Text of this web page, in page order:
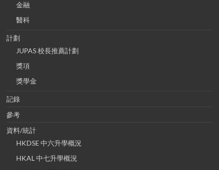
金融
醫科
計劃
JUPAS 校長推薦計劃
獎項
獎學金
記錄
參考
資料/統計
HKDSE 中六升學概況
HKAL 中七升學概況